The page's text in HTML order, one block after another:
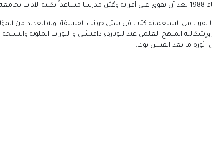
يقرب من التسعمائة كتاب في شتي جوانب الفلسفة، وله العديد من
المنهج العلمي عند ليوناردو دافنشي و الثورات الملونة والنسخة
-ثورة ما بعد الفيس بوك.